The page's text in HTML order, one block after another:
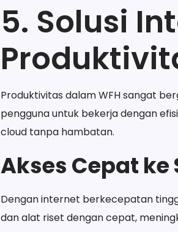
5. Solusi
Produktivitas dalam WFH sangat
pengguna untuk bekerja dengan
cloud tanpa hambatan.
Akses Cepat ke
Dengan internet berkecepatan
dan alat riset dengan cepat,